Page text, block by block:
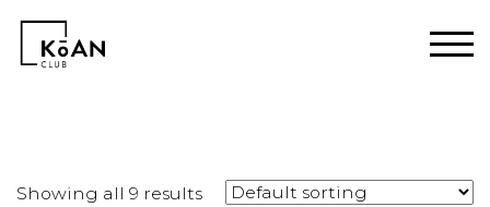
Showing all 9 results